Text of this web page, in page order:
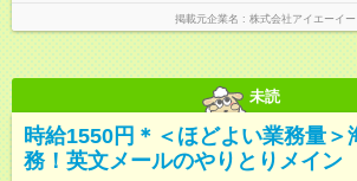
掲載元企業名 株式会社アイエーイー
未読
時給1550円＊＜ほどよい業務量＞
務！英文メールのやりとりメイン